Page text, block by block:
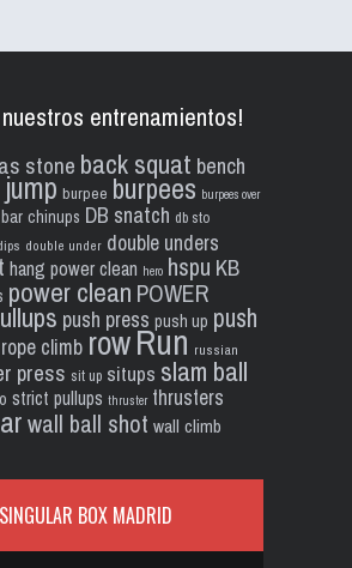
nuestros entrenamientos!
stone back squat bench
burpee burpees burpees over
chinups DB snatch db sto
double under double unders
hang power clean hero hspu KB
power clean POWER
push press push up push
rope climb rowRun russian
press sit up situps slam ball
strict pullups thruster thrusters
wall ball shot wall climb
BOX MADRID